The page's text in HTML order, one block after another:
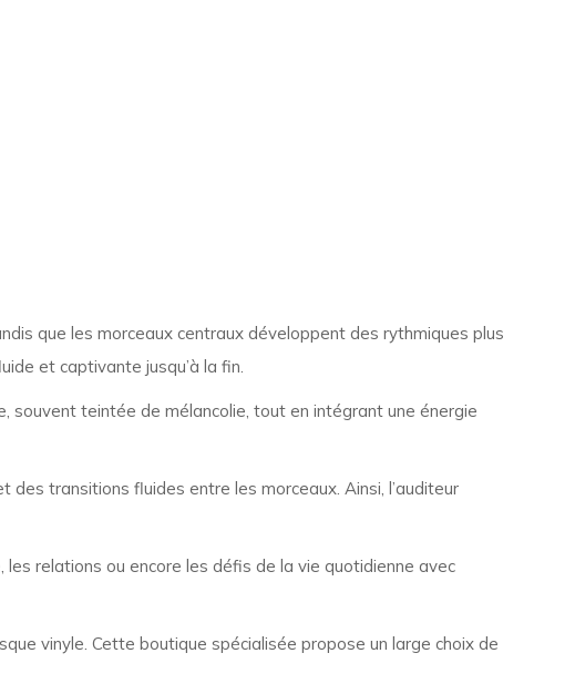
que les morceaux centraux développent des rythmiques plus
et captivante jusqu’à la fin.
souvent teintée de mélancolie, tout en intégrant une énergie
transitions fluides entre les morceaux. Ainsi, l’auditeur
relations ou encore les défis de la vie quotidienne avec
vinyle. Cette boutique spécialisée propose un large choix de